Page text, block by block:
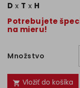
D x T x H
Potrebujete
na mieru!
Množstvo
 Vložiť do košíka